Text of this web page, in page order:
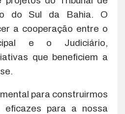
do Sul da Bahia. O
a cooperação entre o
e o Judiciário,
que beneficiem a
para construirmos
eficazes para a nossa